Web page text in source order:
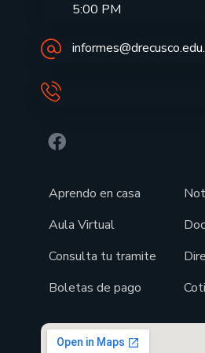
5:00 PM
Aprendo en casa
Aula Virtual
Consulta tu tramite
Boletas de pago